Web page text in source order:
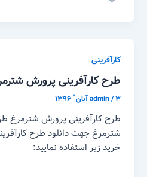
کارآفرینی
طرح کارآفرینی پرورش
admin/۳ آبان ّ ۱۳۹۶
طرح کارآفرینی پرورش شترمرغ
شترمرغ جهت دانلود طرح
خرید زیر استفاده نمایید: